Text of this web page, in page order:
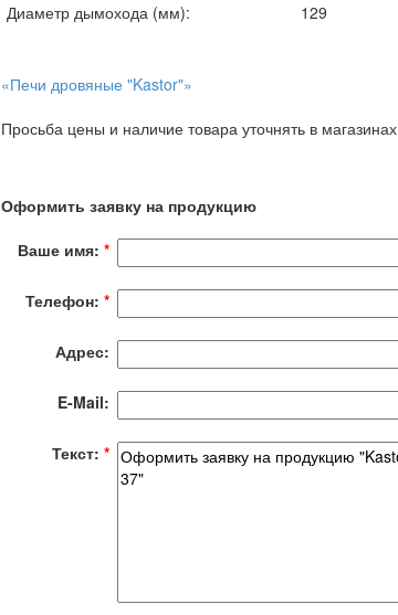
Диаметр дымохода (мм):
129
«Печи дровяные "Kastor"»
Просьба цены и наличие товара уточнять в магазинах
Оформить заявку на продукцию
Ваше имя: *
Телефон: *
Адрес:
E-Mail:
Текст: *